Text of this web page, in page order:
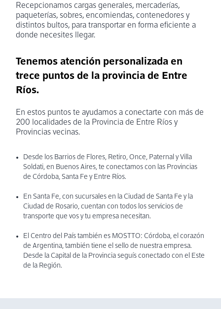
Recepcionamos cargas generales, mercaderías,
paqueterías, sobres, encomiendas, contenedores y
distintos bultos, para transportar en forma eficiente a
donde necesites llegar.
Tenemos atención personalizada en
trece puntos de la provincia de Entre
Ríos.
En estos puntos te ayudamos a conectarte con más de
200 localidades de la Provincia de Entre Ríos y
Provincias vecinas.
Desde los Barrios de Flores, Retiro, Once, Paternal y Villa
Soldati, en Buenos Aires, te conectamos con las Provincias
de Córdoba, Santa Fe y Entre Ríos.
En Santa Fe, con sucursales en la Ciudad de Santa Fe y la
Ciudad de Rosario, cuentan con todos los servicios de
transporte que vos y tu empresa necesitan.
El Centro del País también es MOSTTO: Córdoba, el corazón
de Argentina, también tiene el sello de nuestra empresa.
Desde la Capital de la Provincia seguís conectado con el Este
de la Región.